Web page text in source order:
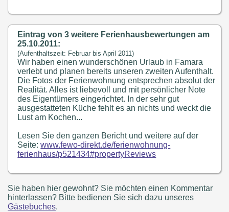
Eintrag von 3 weitere Ferienhausbewertungen am
25.10.2011:
(Aufenthaltszeit: Februar bis April 2011)
Wir haben einen wunderschönen Urlaub in Famara
verlebt und planen bereits unseren zweiten Aufenthalt.
Die Fotos der Ferienwohnung entsprechen absolut der
Realität. Alles ist liebevoll und mit persönlicher Note
des Eigentümers eingerichtet. In der sehr gut
ausgestatteten Küche fehlt es an nichts und weckt die
Lust am Kochen...
Lesen Sie den ganzen Bericht und weitere auf der
Seite:www.fewo-direkt.de/ferienwohnung-
ferienhaus/p521434#propertyReviews
Sie haben hier gewohnt? Sie möchten einen Kommentar
hinterlassen? Bitte bedienen Sie sich dazu unseres
Gästebuches.